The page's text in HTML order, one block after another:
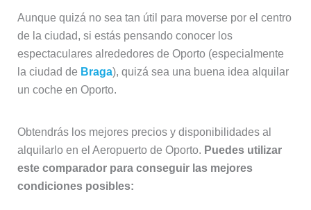
Aunque quizá no sea tan útil para moverse por el centro
de la ciudad, si estás pensando conocer los
espectaculares alrededores de Oporto (especialmente
la ciudad de Braga), quizá sea una buena idea alquilar
un coche en Oporto.
Obtendrás los mejores precios y disponibilidades al
alquilarlo en el Aeropuerto de Oporto. Puedes utilizar
este comparador para conseguir las mejores
condiciones posibles: